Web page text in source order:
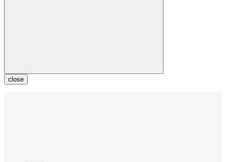
close